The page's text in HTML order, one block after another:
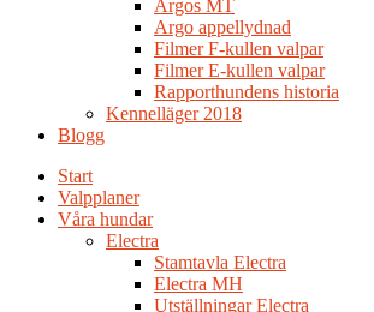
Argos MT
Argo appellydnad
Filmer F-kullen valpar
Filmer E-kullen valpar
Rapporthundens historia
Kennelläger 2018
Blogg
Start
Valpplaner
Våra hundar
Electra
Stamtavla Electra
Electra MH
Utställningar Electra